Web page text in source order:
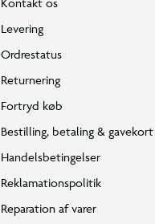
Levering
Ordrestatus
Returnering
Fortryd køb
Bestilling, betaling & gavekort
Handelsbetingelser
Reklamationspolitik
Reparation af varer